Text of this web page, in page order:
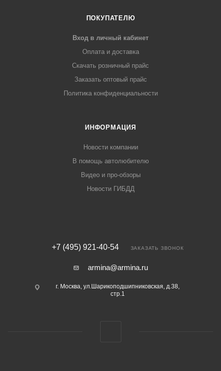
ПОКУПАТЕЛЮ
Вход в личный кабинет
Оплата и доставка
Скачать розничный прайс
Заказать оптовый прайс
Политика конфиденциальности
ИНФОРМАЦИЯ
Новости компании
В помощь автолюбителю
Видео и про-обзоры
Новости ГИБДД
+7 (495) 921-40-54 ЗАКАЗАТЬ ЗВОНОК
armina@armina.ru
г. Москва, ул.Шарикоподшипниковская, д.38,
стр.1